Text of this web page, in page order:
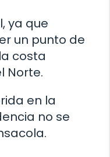
ya que
un punto de
costa
Norte.
en la
no se